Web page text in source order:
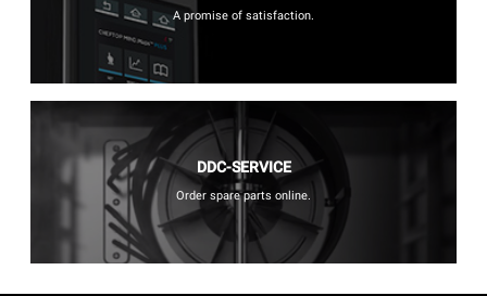
A promise of satisfaction.
DDC-SERVICE
Order spare parts online.